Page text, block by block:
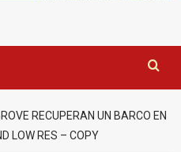
RECUPERAN UN BARCO EN
LOW RES – COPY